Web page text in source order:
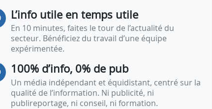
L’info utile en temps utile
En 10 minutes, faites le tour de l’actualité du
secteur. Bénéficiez du travail d’une équipe
expérimentée.
100% d’info, 0% de pub
Un média indépendant et équidistant, centré sur la
qualité de l’information. Ni publicité, ni
publireportage, ni conseil, ni formation.